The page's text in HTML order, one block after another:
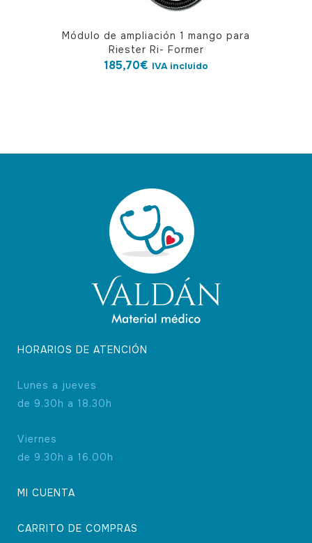
Módulo de ampliación 1 mango para
Riester Ri- Former
185,70€ IVA incluido
HORARIOS DE ATENCIÓN
Lunes a jueves
de 9.30h a 18.30h
Viernes
de 9.30h a 16.00h
MI CUENTA
CARRITO DE COMPRAS